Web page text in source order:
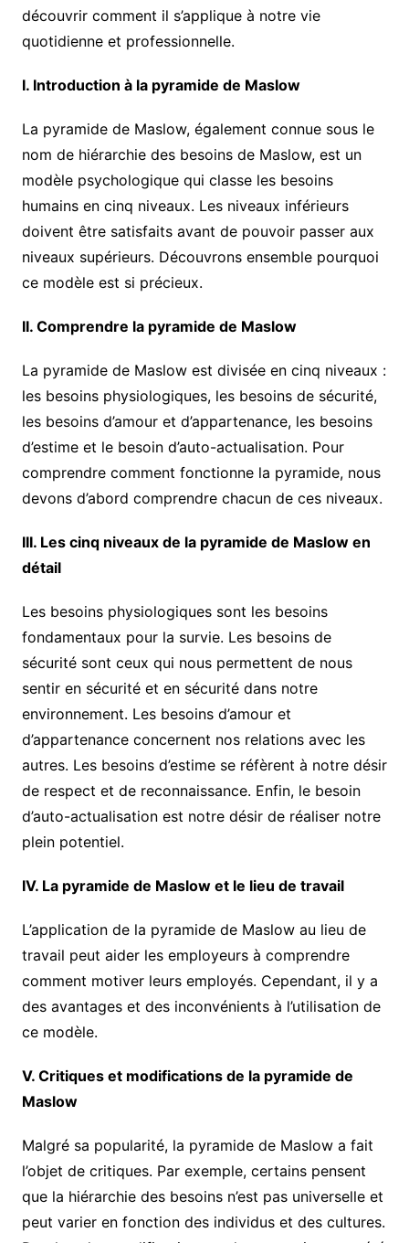
découvrir comment il s’applique à notre vie
quotidienne et professionnelle.
I. Introduction à la pyramide de Maslow
La pyramide de Maslow, également connue sous le
nom de hiérarchie des besoins de Maslow, est un
modèle psychologique qui classe les besoins
humains en cinq niveaux. Les niveaux inférieurs
doivent être satisfaits avant de pouvoir passer aux
niveaux supérieurs. Découvrons ensemble pourquoi
ce modèle est si précieux.
II. Comprendre la pyramide de Maslow
La pyramide de Maslow est divisée en cinq niveaux :
les besoins physiologiques, les besoins de sécurité,
les besoins d’amour et d’appartenance, les besoins
d’estime et le besoin d’auto-actualisation. Pour
comprendre comment fonctionne la pyramide, nous
devons d’abord comprendre chacun de ces niveaux.
III. Les cinq niveaux de la pyramide de Maslow en
détail
Les besoins physiologiques sont les besoins
fondamentaux pour la survie. Les besoins de
sécurité sont ceux qui nous permettent de nous
sentir en sécurité et en sécurité dans notre
environnement. Les besoins d’amour et
d’appartenance concernent nos relations avec les
autres. Les besoins d’estime se réfèrent à notre désir
de respect et de reconnaissance. Enfin, le besoin
d’auto-actualisation est notre désir de réaliser notre
plein potentiel.
IV. La pyramide de Maslow et le lieu de travail
L’application de la pyramide de Maslow au lieu de
travail peut aider les employeurs à comprendre
comment motiver leurs employés. Cependant, il y a
des avantages et des inconvénients à l’utilisation de
ce modèle.
V. Critiques et modifications de la pyramide de
Maslow
Malgré sa popularité, la pyramide de Maslow a fait
l’objet de critiques. Par exemple, certains pensent
que la hiérarchie des besoins n’est pas universelle et
peut varier en fonction des individus et des cultures.